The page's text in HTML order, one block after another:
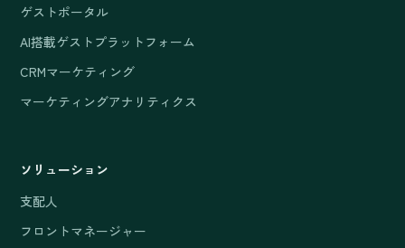
ゲストポータル
AI搭載ゲストプラットフォーム
CRMマーケティング
マーケティングアナリティクス
ソリューション
支配人
フロントマネージャー